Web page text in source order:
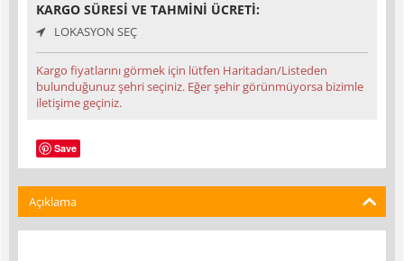
KARGO SÜRESI VE TAHMINI ÜCRETI:
LOKASYON SEÇ
Kargo fiyatlarını görmek için lütfen Haritadan/Listeden
bulunduğunuz şehri seçiniz. Eğer şehir görünmüyorsa bizimle
iletişime geçiniz.
Save
Açıklama